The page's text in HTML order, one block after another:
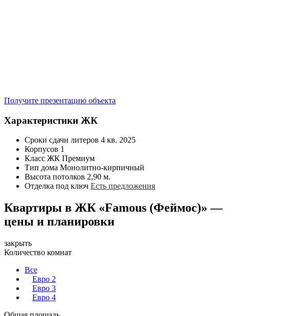
Получите презентацию объекта
Характеристики ЖК
Сроки сдачи литеров 4 кв. 2025
Корпусов 1
Класс ЖК Премиум
Тип дома Монолитно-кирпичный
Высота потолков 2,90 м.
Отделка под ключ Есть предложения
Квартиры в ЖК «Famous (Феймос)» —
цены и планировки
закрыть
Количество комнат
Все
Евро 2
Евро 3
Евро 4